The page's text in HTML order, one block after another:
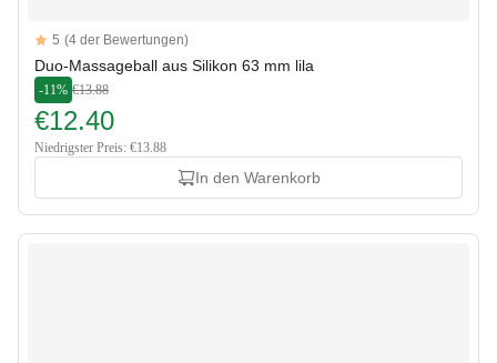
Reviews
5 out of 5 stars
5 (4 der Bewertungen)
Duo-Massageball aus Silikon 63 mm lila
-11% €13.88
€12.40
Niedrigster Preis: €13.88
In den Warenkorb